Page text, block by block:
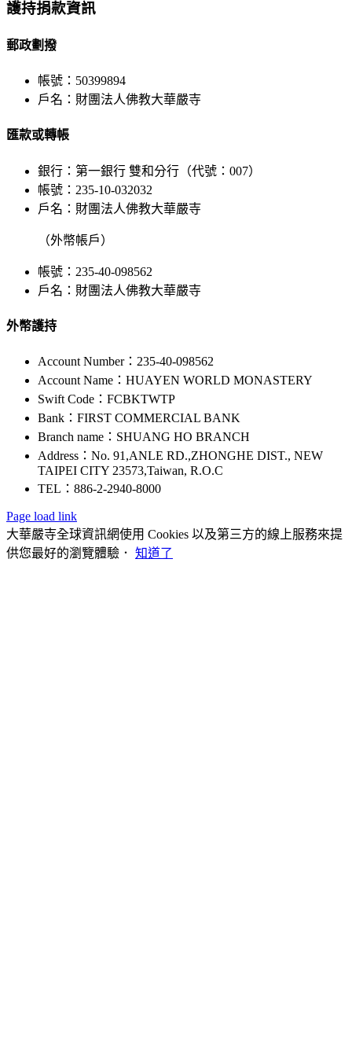
Area
護持捐款資訊
郵政劃撥
帳號：50399894
戶名：財團法人佛教大華嚴寺
匯款或轉帳
銀行：第一銀行 雙和分行（代號：007）
帳號：235-10-032032
戶名：財團法人佛教大華嚴寺
（外幣帳戶）
帳號：235-40-098562
戶名：財團法人佛教大華嚴寺
外幣護持
Account Number：235-40-098562
Account Name：HUAYEN WORLD MONASTERY
Swift Code：FCBKTWTP
Bank：FIRST COMMERCIAL BANK
Branch name：SHUANG HO BRANCH
Address：No. 91,ANLE RD.,ZHONGHE DIST., NEW
TAIPEI CITY 23573,Taiwan, R.O.C
TEL：886-2-2940-8000
Page load link
大華嚴寺全球資訊網使用 Cookies 以及第三方的線上服務來提
供您最好的瀏覽體驗． 知道了